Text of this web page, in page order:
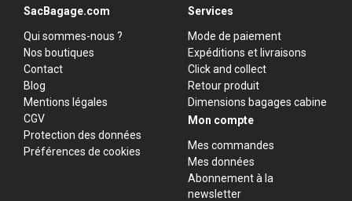
SacBagage.com
Qui sommes-nous ?
Nos boutiques
Contact
Blog
Mentions légales
CGV
Protection des données
Préférences de cookies
Services
Mode de paiement
Expéditions et livraisons
Click and collect
Retour produit
Dimensions bagages cabine
Mon compte
Mes commandes
Mes données
Abonnement à la
newsletter